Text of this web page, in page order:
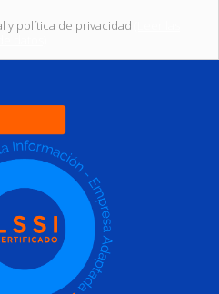
y política de privacidad